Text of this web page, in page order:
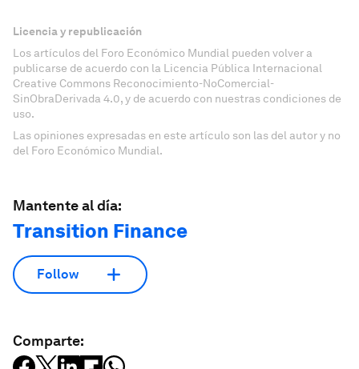
Licencia y republicación
Los artículos del Foro Económico Mundial pueden volver a
publicarse de acuerdo con la Licencia Pública Internacional
Creative Commons Reconocimiento-NoComercial-
SinObraDerivada 4.0, y de acuerdo con nuestras condiciones de
uso.
Las opiniones expresadas en este artículo son las del autor y no
del Foro Económico Mundial.
Mantente al día:
Transition Finance
Follow
Comparte: